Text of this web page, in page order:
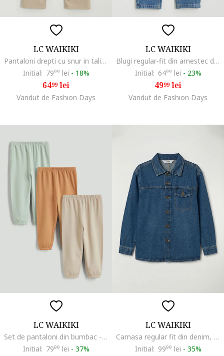
LC WAIKIKI
Pantaloni drepti cu snur in talie, Bej
Initial: 7999 lei - 18%
6499lei
Vandut de Fashion Days
LC WAIKIKI
Blugi regular-fit din amestec de lyocell, Albastru
Initial: 6499 lei - 23%
4999lei
Vandut de Fashion Days
LC WAIKIKI
Set de pantaloni din bumbac - 3 perechi, Portocaliu/Bej/Verde pal
Initial: 7999 lei - 37%
LC WAIKIKI
Camasa regular fit din denim, Albastru inchis
Initial: 9999 lei - 35%